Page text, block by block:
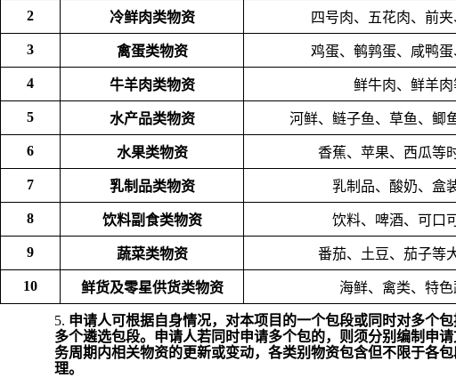
2 冷鲜肉类物资 四号肉、五花肉、前
3 禽蛋类物资 鸡蛋、鹌鹑蛋、咸鸭
4 牛羊肉类物资 鲜牛肉、鲜羊肉
5 水产品类物资 河鲜、鲢子鱼、草鱼、鲫
6 水果类物资 香蕉、苹果、西瓜等
7 乳制品类物资 乳制品、酸奶、盒
8 饮料副食类物资 饮料、啤酒、可口
9 蔬菜类物资 番茄、土豆、茄子等
10 鲜货及零星供货类物资 海鲜、禽类、特色
5. 申请人可根据自身情况，对本项目的一个包段或同时对多个
多个遴选包段。申请人若同时申请多个包的，则须分别编制申
务周期内相关物资的更新或变动，各类别物资包含但不限于各包
理。